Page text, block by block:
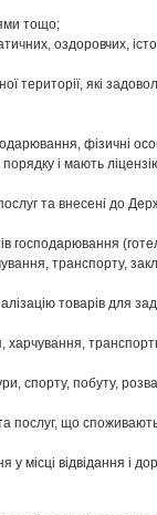
тощо;
оздоровчих,
території, які
фізичні
і мають
та внесені до
господарювання
транспорту,
товарів для
спорту, побуту,
послуг, що
місці відвідання і